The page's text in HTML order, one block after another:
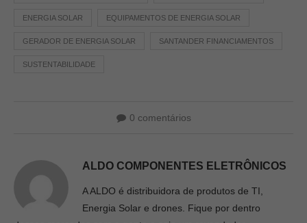
ENERGIA SOLAR EQUIPAMENTOS DE ENERGIA SOLAR
GERADOR DE ENERGIA SOLAR SANTANDER FINANCIAMENTOS
SUSTENTABILIDADE
0 comentários
ALDO COMPONENTES ELETRÔNICOS
A ALDO é distribuidora de produtos de TI,
Energia Solar e drones. Fique por dentro